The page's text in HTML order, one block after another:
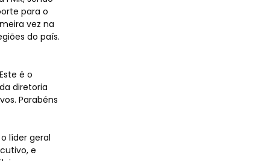
para o
vez na
do país.
é o
diretoria
Parabéns
líder geral
e